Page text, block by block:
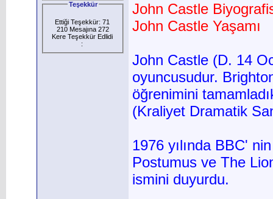
Teşekkür
Ettiği Teşekkür: 71
210 Mesajına 272
Kere Teşekkür Edlidi
:
John Castle
John Castle Yaşamı
John Castle (D. 14
oyuncusudur.
öğrenimini
(Kraliyet Dramatik
1976 yılında BBC'
Postumus ve The
ismini duyurdu.